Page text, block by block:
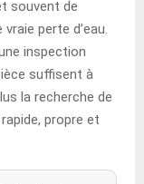
souvent de
perte d’eau.
inspection
suffisent à
la recherche de
propre et